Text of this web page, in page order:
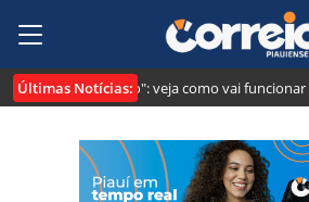
Últimas Notícias:
cria o "Pix Pensão": veja como vai funcionar